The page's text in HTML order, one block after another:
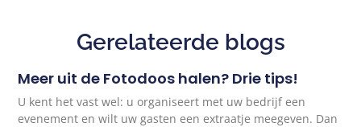
Gerelateerde blogs
Meer uit de Fotodoos halen? Drie tips!
U kent het vast wel: u organiseert met uw bedrijf een
evenement en wilt uw gasten een extraatje meegeven. Dan